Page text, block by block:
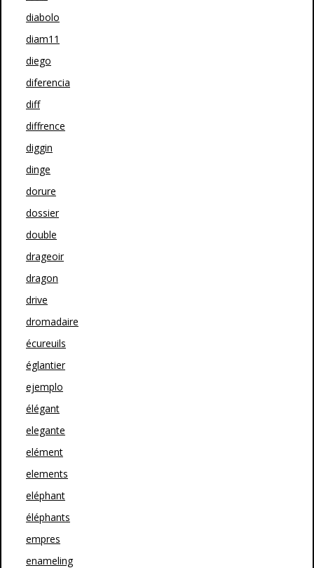
diabolo
diam11
diego
diferencia
diff
diffrence
diggin
dinge
dorure
dossier
double
drageoir
dragon
drive
dromadaire
écureuils
églantier
ejemplo
élégant
elegante
elément
elements
eléphant
éléphants
empres
enameling